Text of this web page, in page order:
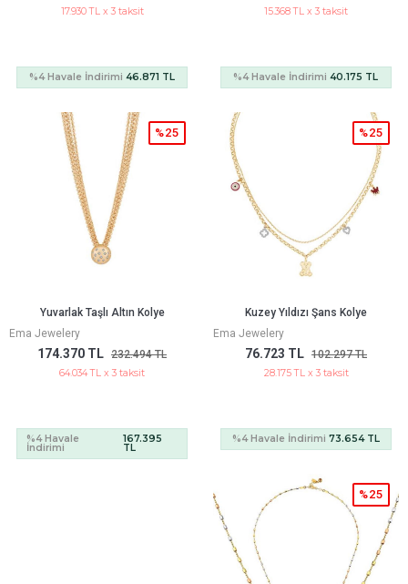
17.930 TL x 3 taksit
%4 Havale İndirimi 46.871 TL
15.368 TL x 3 taksit
%4 Havale İndirimi40.175 TL
Yuvarlak Taşlı Altın Kolye
Ema Jewelery
174.370 TL 232.494 TL
%25
64.034 TL x 3 taksit
%4 Havale
İndirimi
167.395
TL
Kuzey Yıldızı Şans Kolye
Ema Jewelery
76.723 TL 102.297 TL
%25
28.175 TL x 3 taksit
%4 Havale İndirimi 73.654 TL
%25